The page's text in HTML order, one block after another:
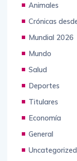
Animales
Crónicas
Mundial 2026
Mundo
Salud
Deportes
Titulares
Economía
General
Uncategorized